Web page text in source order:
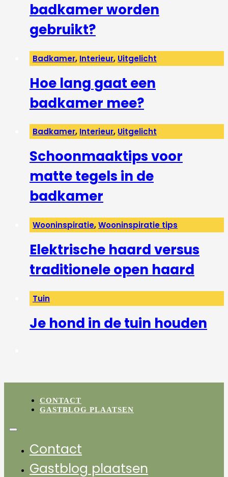
badkamer worden
gebruikt?
Badkamer, Interieur, Uitgelicht
Hoe lang gaat een
badkamer mee?
Badkamer, Interieur, Uitgelicht
Schoonmaaktips voor
matte tegels in de
badkamer
Wooninspiratie,Wooninspiratie tips
Elektrische haard versus
traditionele open haard
Tuin
Je hond in de tuin houden
CONTACT
GASTBLOG PLAATSEN
Contact
Gastblog plaatsen